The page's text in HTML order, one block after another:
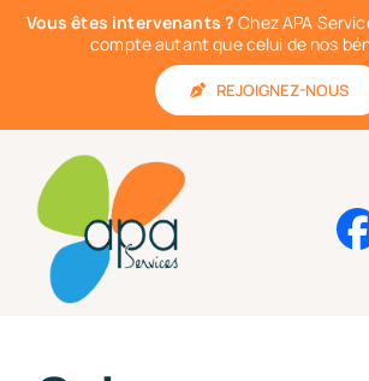
PasserVous êtes intervenants ? Chez APA
compte autant que celui de nos
REJOIGNEZ-NOUS